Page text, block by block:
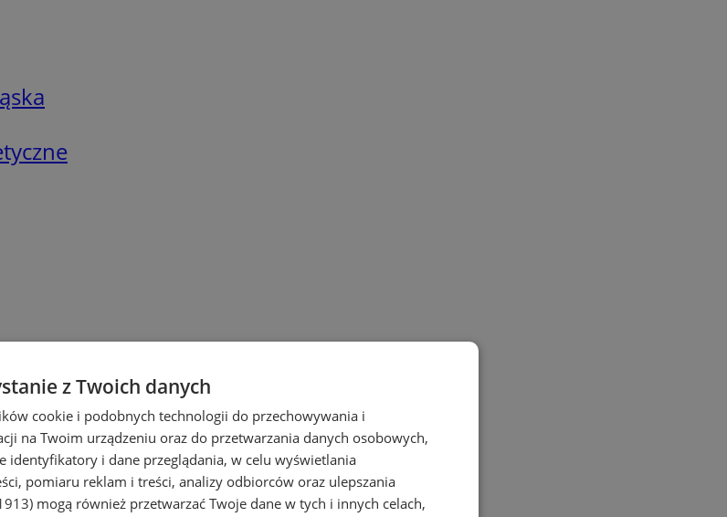
z Twoich danych
cookie i podobnych technologii do przechowywania i
na Twoim urządzeniu oraz do przetwarzania danych osobowych,
identyfikatory i dane przeglądania, w celu wyświetlania
pomiaru reklam i treści, analizy odbiorców oraz ulepszania
mogą również przetwarzać Twoje dane w tych i innych celach,